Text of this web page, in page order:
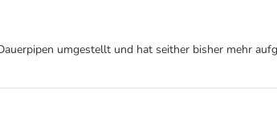
umgestellt und hat seither bisher mehr